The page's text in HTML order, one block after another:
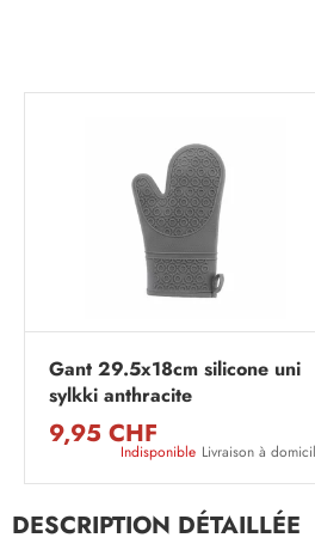
Gant 29.5x18cm silicone uni
sylkki anthracite
9,95 CHF
Indisponible Livraison à
DESCRIPTION DÉTAILLÉE